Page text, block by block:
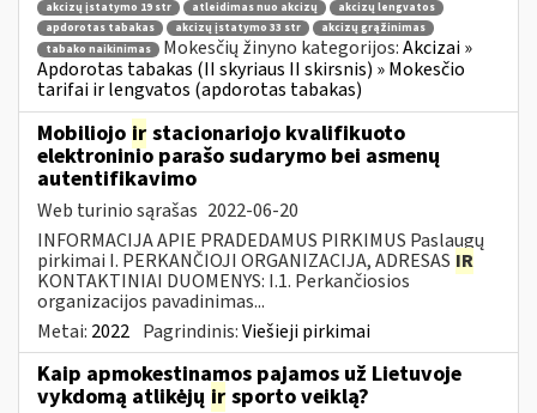
akcizų įstatymo 19 str atleidimas nuo akcizų
akcizų lengvatos
apdorotas tabakas
akcizų įstatymo 33 str
akcizų grąžinimas
tabako naikinimas
Mokesčių žinyno kategorijos:Akcizai »
Apdorotas tabakas (II skyriaus II skirsnis) » Mokesčio
tarifai ir lengvatos (apdorotas tabakas)
Mobiliojo ir stacionariojo kvalifikuoto
elektroninio parašo sudarymo bei asmenų
autentifikavimo
Web turinio sąrašas 2022-06-20
INFORMACIJA APIE PRADEDAMUS PIRKIMUS Paslaugų
pirkimai I. PERKANČIOJI ORGANIZACIJA, ADRESAS IR
KONTAKTINIAI DUOMENYS: I.1. Perkančiosios
organizacijos pavadinimas...
Metai: 2022 Pagrindinis:Viešieji pirkimai
Kaip apmokestinamos pajamos už Lietuvoje
vykdomą atlikėjų ir sporto veiklą?